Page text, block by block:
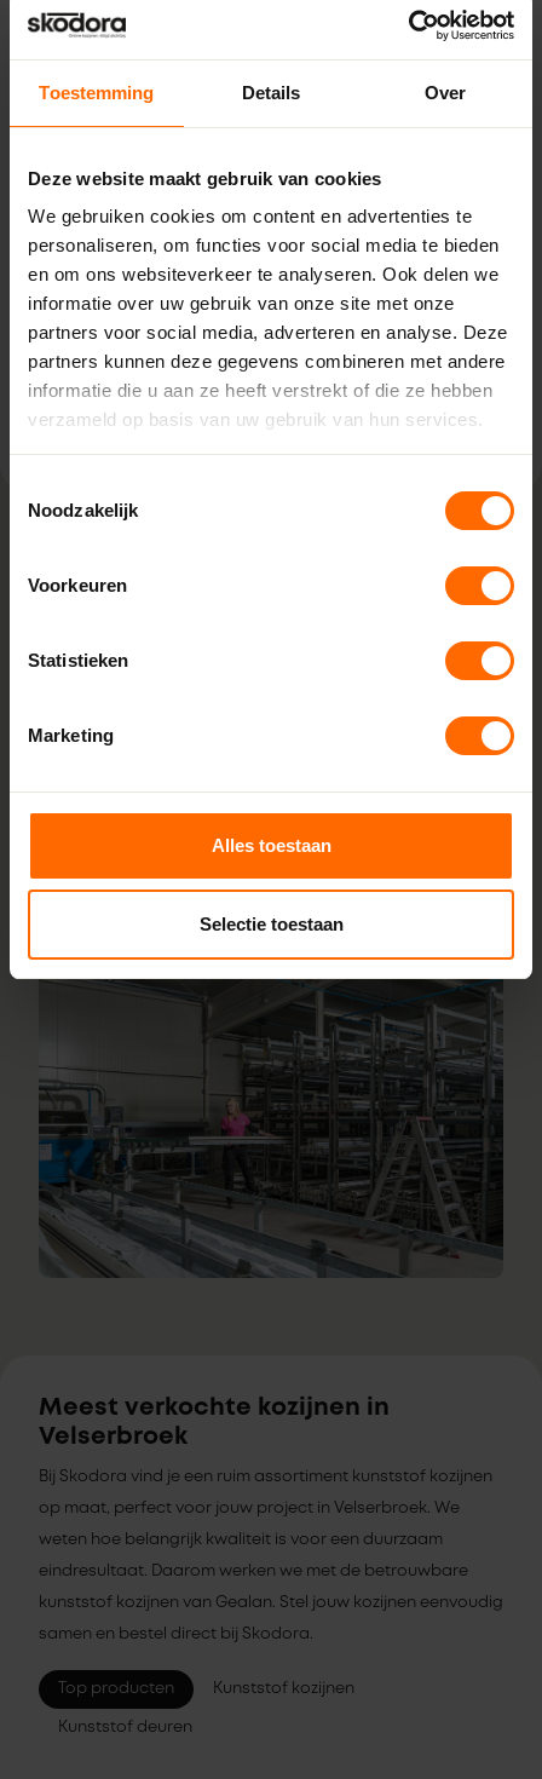
Toestemming Details Over
Deze website maakt gebruik van cookies
We gebruiken cookies om content en advertenties te
personaliseren, om functies voor social media te bieden
en om ons websiteverkeer te analyseren. Ook delen we
informatie over uw gebruik van onze site met onze
partners voor social media, adverteren en analyse. Deze
partners kunnen deze gegevens combineren met andere
informatie die u aan ze heeft verstrekt of die ze hebben
verzameld op basis van uw gebruik van hun services.
Noodzakelijk
Voorkeuren
Statistieken
Marketing
Alles toestaan
Selectie toestaan
0513335000
weesp@skodora.nl
Selecteren als mijn vestiging
Bekijk vestiging info
Lokaal geproduceerd in onze eigen
zonder omwegen. We produceren alles zelf in onze
prijzen en korte productietijden. Jouw kozijnen stel je
werkdagen liggen ze klaar bij een van onze vestigingen in
vakmensen direct voor je klaar.
Meest verkochte kozijnen in
Velserbroek
Bij Skodora vind je een ruim assortiment kunststof kozijnen
op maat, perfect voor jouw project in Velserbroek. We
weten hoe belangrijk kwaliteit is voor een duurzaam
eindresultaat. Daarom werken we met de betrouwbare
kunststof kozijnen van Gealan. Stel jouw kozijnen eenvoudig
samen en bestel direct bij Skodora.
Top producten Kunststof kozijnen
Kunststof deuren